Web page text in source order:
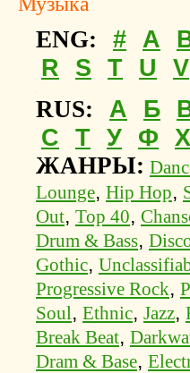
ENG: # A
R
S T U V
RUS: А Б
С
Т У Ф Х
ЖАНРЫ:
Lounge, Hip Hop,
Out, Top 40,
Drum & Bass,
Gothic,
Progressive Rock,
Soul, Ethnic, Jazz,
Break Beat,
Dram & Base,